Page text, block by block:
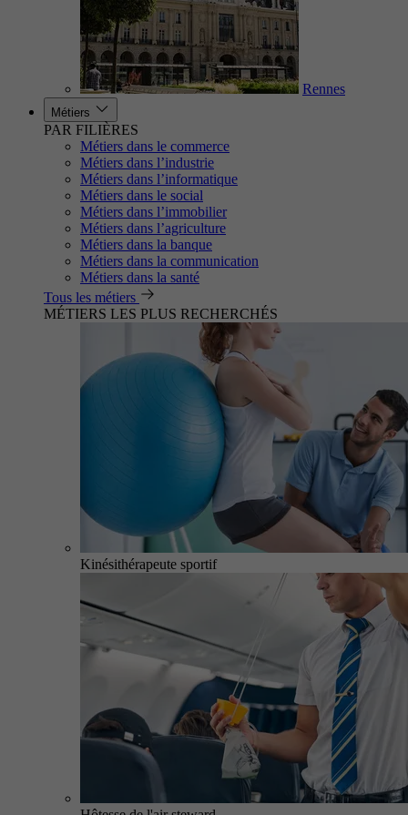
Rennes
Métiers
PAR FILIÈRES
Métiers dans le commerce
Métiers dans l’industrie
Métiers dans l’informatique
Métiers dans le social
Métiers dans l’immobilier
Métiers dans l’agriculture
Métiers dans la banque
Métiers dans la communication
Métiers dans la santé
Tous les métiers
MÉTIERS LES PLUS RECHERCHÉS
Kinésithérapeute sportif